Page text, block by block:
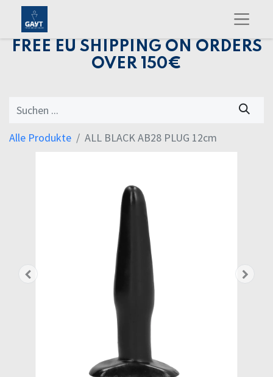
FREE EU SHIPPING ON ORDERS
OVER 150€
Alle Produkte ALL BLACK AB28 PLUG 12cm